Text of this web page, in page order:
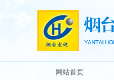
网站首页